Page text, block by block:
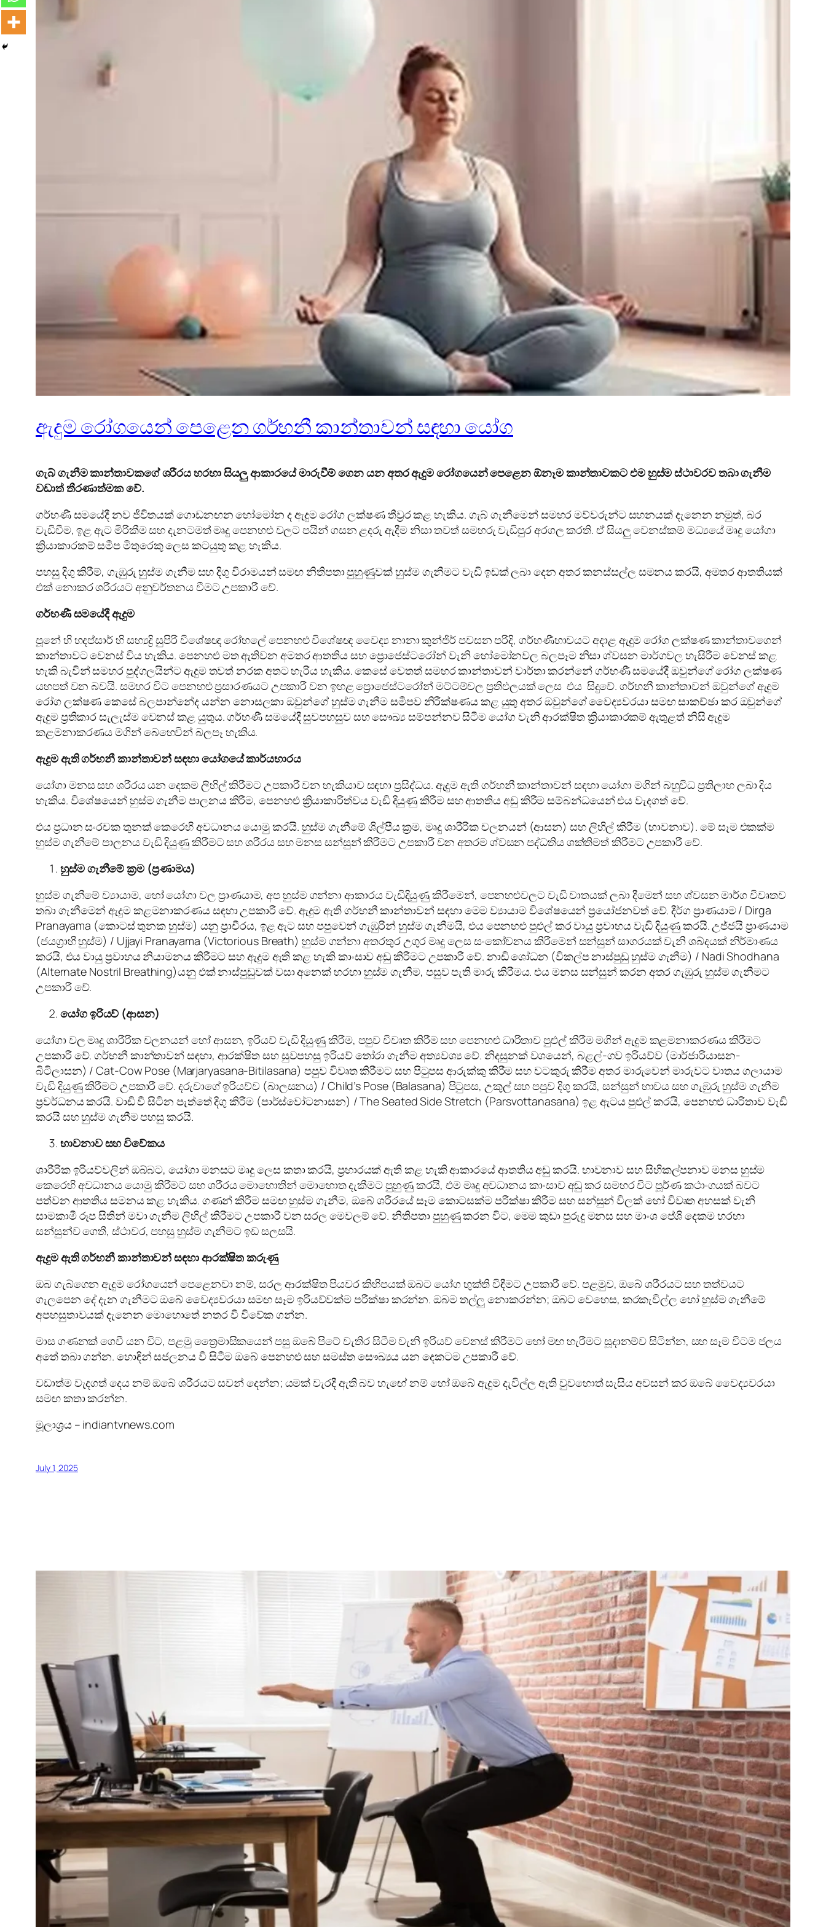
ඇදුම රෝගයෙන් පෙළෙන ගර්භනී කාන්තාවන් සඳහා යෝග
ගැබ් ගැනීම කාන්තාවකගේ ශරීරය හරහා සියලු ආකාරයේ මාරුවීම් ගෙන යන අතරඇදුම රෝගයෙන් පෙළෙන ඕනෑම කාන්තාවකට එම හුස්ම ස්ථාවරව තබා ගැනීම
වඩාත් තීරණාත්මක වේ.
ගර්භණී සමයේදී නව ජීවිතයක් ගොඩනඟන හෝමෝන ද ඇදුම රෝග ලක්ෂණ තීව්‍රර කළ හැකිය. ගැබ් ගැනීමෙන් සමහර මව්වරුන්ට සහනයක් දැනෙන නමුත්, බර
වැඩිවීම, ඉළ ඇට මිරිකීම සහ දැනටමත් මෘදු පෙනහළු වලට පයින් ගසන ළදරු ඇදීම නිසා තවත් සමහරු වැඩිපුර අරගල කරති. ඒ සියලු වෙනස්කම් මධ්‍යයේ මෘදු යෝගා
ක්‍රියාකාරකම් සමීප මිතුරෙකු ලෙස කටයුතු කළ හැකිය.
පහසු දිගු කිරීම්, ගැඹුරු හුස්ම ගැනීම සහ දිගු විරාමයන් සමඟ නිතිපතා පුහුණුවක් හුස්ම ගැනීමට වැඩි ඉඩක් ලබා දෙන අතර කනස්සල්ල සමනය කරයි, අමතර ආතතියක්
එක් නොකර ශරීරයට අනුවර්තනය වීමට උපකාරී වේ.
ගර්භණී සමයේදී ඇදුම
පූනේ හි හදප්සාර් හි සහ්‍යද්‍රි සුපිරි විශේෂඥ රෝහලේ පෙනහළු විශේෂඥ වෛද්‍ය නානා කුන්ජිර් පවසන පරිදි, ගර්භණීභාවයට අදාළ ඇදුම රෝග ලක්ෂණ කාන්තාවගෙන්
කාන්තාවට වෙනස් විය හැකිය. පෙනහළු මත ඇතිවන අමතර ආතතිය සහ ප්‍රොජෙස්ටරෝන් වැනි හෝමෝනවල බලපෑම නිසා ශ්වසන මාර්ගවල හැසිරීම වෙනස් කළ
හැකි බැවින් සමහර පුද්ගලයින්ට ඇදුම තවත් නරක අතට හැරිය හැකිය. කෙසේ වෙතත් සමහර කාන්තාවන් වාර්තා කරන්නේ ගර්භණී සමයේදී ඔවුන්ගේ රෝග ලක්ෂණ
යහපත් වන බවයි. සමහර විට පෙනහළු ප්‍රසාරණයට උපකාරී වන ඉහළ ප්‍රොජෙස්ටරෝන් මට්ටම්වල ප්‍රතිඵලයක් ලෙස එය සිදුවේ. ගර්භනී කාන්තාවන් ඔවුන්ගේ ඇදුම
රෝග ලක්ෂණ කෙසේ බලපාන්නේද යන්න නොසලකා ඔවුන්ගේ හුස්ම ගැනීම සමීපව නිරීක්ෂණය කළ යුතු අතර ඔවුන්ගේ වෛද්‍යවරයා සමඟ සාකච්ඡා කර ඔවුන්ගේ
ඇදුම ප්‍රතිකාර සැලැස්ම වෙනස් කළ යුතුය. ගර්භණී සමයේදී සුවපහසුව සහ සෞඛ්‍ය සම්පන්නව සිටීම යෝග වැනි ආරක්ෂිත ක්‍රියාකාරකම් ඇතුළත් නිසි ඇදුම
කළමනාකරණය මගින් බෙහෙවින් බලපෑ හැකිය.
ඇදුම ඇති ගර්භනී කාන්තාවන් සඳහා යෝගයේ කාර්යභාරය
යෝගා මනස සහ ශරීරය යන දෙකම ලිහිල් කිරීමට උපකාරී වන හැකියාව සඳහා ප්‍රසිද්ධය. ඇදුම ඇති ගර්භනී කාන්තාවන් සඳහා යෝගා මගින් බහුවිධ ප්‍රතිලාභ ලබා දිය
හැකිය. විශේෂයෙන් හුස්ම ගැනීම පාලනය කිරීම, පෙනහළු ක්‍රියාකාරිත්වය වැඩි දියුණු කිරීම සහ ආතතිය අඩු කිරීම සම්බන්ධයෙන් එය වැදගත් වේ.
එය ප්‍රධාන සංරචක තුනක් කෙරෙහි අවධානය යොමු කරයි. හුස්ම ගැනීමේ ශිල්පීය ක්‍රම, මෘදු ශාරීරික චලනයන් (ආසන) සහ ලිහිල් කිරීම (භාවනාව). මේ සෑම එකක්ම
හුස්ම ගැනීමේ පාලනය වැඩි දියුණු කිරීමට සහ ශරීරය සහ මනස සන්සුන් කිරීමට උපකාරී වන අතරම ශ්වසන පද්ධතිය ශක්තිමත් කිරීමට උපකාරී වේ.
හුස්ම ගැනීමේ ක්‍රම (ප්‍රණාමය)
හුස්ම ගැනීමේ ව්‍යායාම, හෝ යෝගා වල ප්‍රාණයාම, අප හුස්ම ගන්නා ආකාරය වැඩිදියුණු කිරීමෙන්, පෙනහළුවලට වැඩි වාතයක් ලබා දීමෙන් සහ ශ්වසන මාර්ග විවෘතව
තබා ගැනීමෙන් ඇදුම කළමනාකරණය සඳහා උපකාරී වේ. ඇදුම ඇති ගර්භනී කාන්තාවන් සඳහා මෙම ව්‍යායාම විශේෂයෙන් ප්‍රයෝජනවත් වේ. දීර්ග ප්‍රාණයාම / Dirga
Pranayama (කොටස් තුනක හුස්ම) යනු ප්‍රාචීරය, ඉළ ඇට සහ පපුවෙන් ගැඹුරින් හුස්ම ගැනීමයි, එය පෙනහළු පුළුල් කර වායු ප්‍රවාහය වැඩි දියුණු කරයි. උජ්ජයි ප්‍රාණයාම
(ජයග්‍රාහී හුස්ම) / Ujjayi Pranayama (Victorious Breath) හුස්ම ගන්නා අතරතුර උගුර මෘදු ලෙස සංකෝචනය කිරීමෙන් සන්සුන් සාගරයක් වැනි ශබ්දයක් නිර්මාණය
කරයි, එය වායු ප්‍රවාහය නියාමනය කිරීමට සහ ඇදුම ඇති කළ හැකි කාංසාව අඩු කිරීමට උපකාරී වේ. නාඩි ශෝධන (විකල්ප නාස්පුඩු හුස්ම ගැනීම) / Nadi Shodhana
(Alternate Nostril Breathing)යනු එක් නාස්පුඩුවක් වසා අනෙක් හරහා හුස්ම ගැනීම, පසුව පැති මාරු කිරීමය. එය මනස සන්සුන් කරන අතර ගැඹුරු හුස්ම ගැනීමට
උපකාරී වේ.
යෝග ඉරියව් (ආසන)
යෝගා වල මෘදු ශාරීරික චලනයන් හෝ ආසන, ඉරියව් වැඩි දියුණු කිරීම, පපුව විවෘත කිරීම සහ පෙනහළු ධාරිතාව පුළුල් කිරීම මගින් ඇදුම කළමනාකරණය කිරීමට
උපකාරී වේ. ගර්භනී කාන්තාවන් සඳහා, ආරක්ෂිත සහ සුවපහසු ඉරියව් තෝරා ගැනීම අත්‍යවශ්‍ය වේ. නිදසුනක් වශයෙන්, බළල්-ගව ඉරියව්ව (මාර්ජාරියාසන-
බිටිලාසන) / Cat-Cow Pose (Marjaryasana-Bitilasana) පපුව විවෘත කිරීමට සහ පිටුපස ආරුක්කු කිරීම සහ වටකුරු කිරීම අතර මාරුවෙන් මාරුවට වාතය ගලායාම
වැඩි දියුණු කිරීමට උපකාරී වේ. දරුවාගේ ඉරියව්ව (බාලසනය) / Child’s Pose (Balasana) පිටුපස, උකුල් සහ පපුව දිගු කරයි, සන්සුන් භාවය සහ ගැඹුරු හුස්ම ගැනීම
ප්‍රවර්ධනය කරයි. වාඩි වී සිටින පැත්තේ දිගු කිරීම (පාර්ස්වෝටනාසන) / The Seated Side Stretch (Parsvottanasana) ඉළ ඇටය පුළුල් කරයි, පෙනහළු ධාරිතාව වැඩි
කරයි සහ හුස්ම ගැනීම පහසු කරයි.
භාවනාව සහ විවේකය
ශාරීරික ඉරියව්වලින් ඔබ්බට, යෝගා මනසට මෘදු ලෙස කතා කරයි, ප්‍රහාරයක් ඇති කළ හැකි ආකාරයේ ආතතිය අඩු කරයි. භාවනාව සහ සිහිකල්පනාව මනස හුස්ම
කෙරෙහි අවධානය යොමු කිරීමට සහ ශරීරය මොහොතින් මොහොත දැකීමට පුහුණු කරයි, එම මෘදු අවධානය කාංසාව අඩු කර සමහර විට පූර්ණ කථාංගයක් බවට
පත්වන ආතතිය සමනය කළ හැකිය. ගණන් කිරීම සමඟ හුස්ම ගැනීම, ඔබේ ශරීරයේ සෑම කොටසක්ම පරීක්ෂා කිරීම සහ සන්සුන් විලක් හෝ විවෘත අහසක් වැනි
සාමකාමී රූප සිතින් මවා ගැනීම ලිහිල් කිරීමට උපකාරී වන සරල මෙවලම් වේ. නිතිපතා පුහුණු කරන විට, මෙම කුඩා පුරුදු මනස සහ මාංශ පේශි දෙකම හරහා
සන්සුන්ව ගෙතී, ස්ථාවර, පහසු හුස්ම ගැනීමට ඉඩ සලසයි.
ඇදුම ඇති ගර්භනී කාන්තාවන් සඳහා ආරක්ෂිත කරුණු
ඔබ ගැබ්ගෙන ඇදුම රෝගයෙන් පෙළෙනවා නම්, සරල ආරක්ෂිත පියවර කිහිපයක් ඔබට යෝග භුක්ති විඳීමට උපකාරී වේ. පළමුව, ඔබේ ශරීරයට සහ තත්වයට
ගැලපෙන දේ දැන ගැනීමට ඔබේ වෛද්‍යවරයා සමඟ සෑම ඉරියව්වක්ම පරීක්ෂා කරන්න. ඔබම තල්ලු නොකරන්න; ඔබට වෙහෙස, කරකැවිල්ල හෝ හුස්ම ගැනීමේ
අපහසුතාවයක් දැනෙන මොහොතේ නතර වී විවේක ගන්න.
මාස ගණනක් ගෙවී යන විට, පළමු ත්‍රෛමාසිකයෙන් පසු ඔබේ පිටේ වැතිර සිටීම වැනි ඉරියව් වෙනස් කිරීමට හෝ මඟ හැරීමට සූදානම්ව සිටින්න, සහ සෑම විටම ජලය
අතේ තබා ගන්න. හොඳින් සජලනය වී සිටීම ඔබේ පෙනහළු සහ සමස්ත සෞඛ්‍යය යන දෙකටම උපකාරී වේ.
වඩාත්ම වැදගත් දෙය නම් ඔබේ ශරීරයට සවන් දෙන්න; යමක් වැරදී ඇති බව හැඟේ නම් හෝ ඔබේ ඇදුම දැවිල්ල ඇති වුවහොත් සැසිය අවසන් කර ඔබේ වෛද්‍යවරයා
සමඟ කතා කරන්න.
මූලාශ්‍රය – indiantvnews.com
July 1, 2025